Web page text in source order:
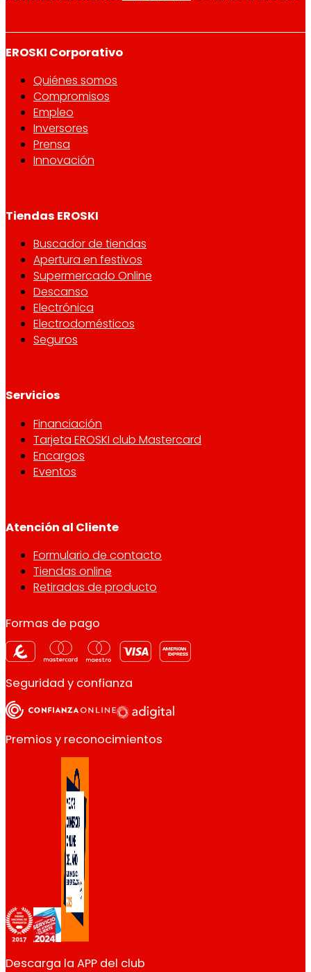
EROSKI Corporativo
Quiénes somos
Compromisos
Empleo
Inversores
Prensa
Innovación
Tiendas EROSKI
Buscador de tiendas
Apertura en festivos
Supermercado Online
Descanso
Electrónica
Electrodomésticos
Seguros
Servicios
Financiación
Tarjeta EROSKI club Mastercard
Encargos
Eventos
Atención al Cliente
Formulario de contacto
Tiendas online
Retiradas de producto
Formas de pago
Seguridad y confianza
Premios y reconocimientos
Descarga la APP del club